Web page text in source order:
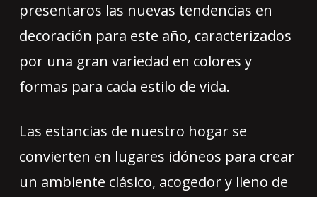
presentaros las nuevas tendencias en
decoración para este año, caracterizados
por una gran variedad en colores y
formas para cada estilo de vida.
Las estancias de nuestro hogar se
convierten en lugares idóneos para crear
un ambiente clásico, acogedor y lleno de